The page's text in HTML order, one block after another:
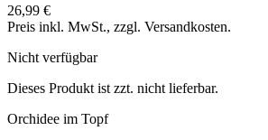
26,99 €
Preis inkl. MwSt., zzgl. Versandkosten.
Nicht verfügbar
Dieses Produkt ist zzt. nicht lieferbar.
Orchidee im Topf